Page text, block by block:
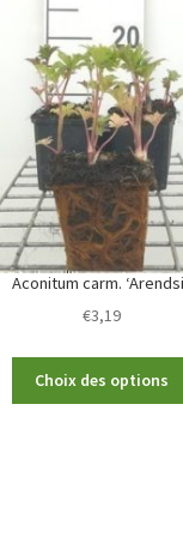
Aconitum carm.
€3,19
Choix des options